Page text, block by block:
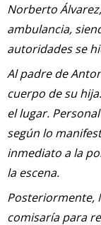
Norberto
ambulancia,
autoridades se
Al padre de
cuerpo de su
el lugar.
según lo
inmediato a la
la escena.
Posteriormente,
comisaría para